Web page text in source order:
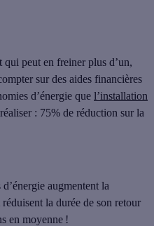
qui peut en freiner plus d’un,
sur des aides financières
d’énergie que l’installation
: 75% de réduction sur la
augmentent la
la durée de son retour
en moyenne !